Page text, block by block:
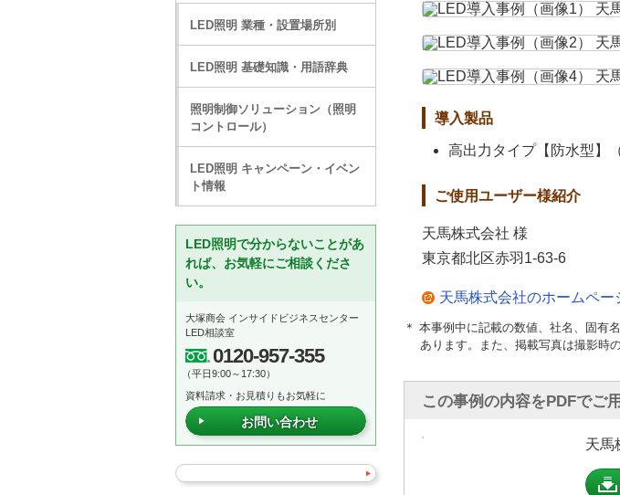
導入製品
高出力タイプ【防水型】
ご使用ユーザー様紹介
天馬株式会社 様
東京都北区赤羽1-63-6
天馬株式会社のホームペー
＊ 本事例中に記載の数値、社名、固有
あります。また、掲載写真は撮影時
この事例の内容をPDFでご
天馬
LED照明 業種・設置場所別
LED照明 基礎知識・用語辞典
照明制御ソリューション（照明
コントロール）
LED照明 キャンペーン・イベン
ト情報
LED照明で分からないことがあ
れば、お気軽にご相談くださ
い。
大塚商会 インサイドビジネスセンター
LED相談室
0120-957-355
（平日9:00～17:30）
資料請求・お見積りもお気軽に
お問い合わせ